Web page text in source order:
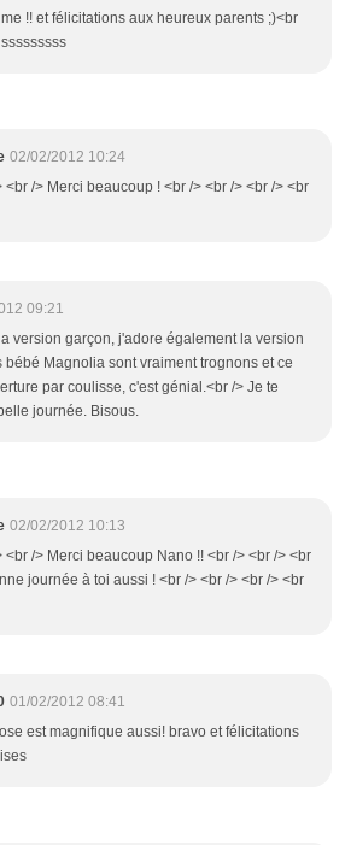
!! et félicitations aux heureux parents ;)<br
02/02/2012 10:24
<br /> Merci beaucoup ! <br /> <br /> <br /> <br
09:21
version garçon, j'adore également la version
bébé Magnolia sont vraiment trognons et ce
par coulisse, c'est génial.<br /> Je te
journée. Bisous.
02/02/2012 10:13
<br /> Merci beaucoup Nano !! <br /> <br /> <br
journée à toi aussi ! <br /> <br /> <br /> <br
01/02/2012 08:41
est magnifique aussi! bravo et félicitations